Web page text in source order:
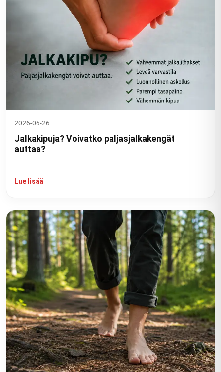
2026-06-26
Jalkakipuja? Voivatko paljasjalkakengät
auttaa?
Lue lisää